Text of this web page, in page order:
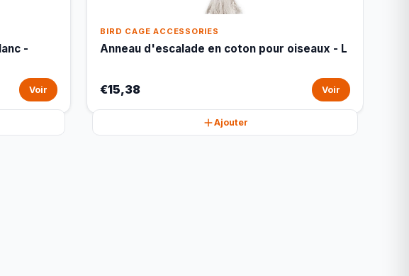
-
Voir
BIRD CAGE ACCESSORIES
Anneau d'escalade en coton pour oiseaux - L
€15,38 Voir
Ajouter